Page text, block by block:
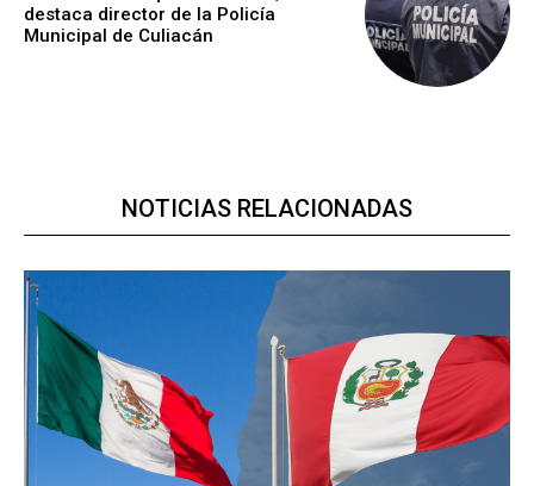
destaca director de la Policía
Municipal de Culiacán
NOTICIAS RELACIONADAS